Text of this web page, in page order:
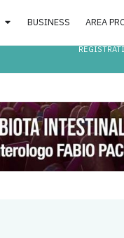
BUSINESS AREA